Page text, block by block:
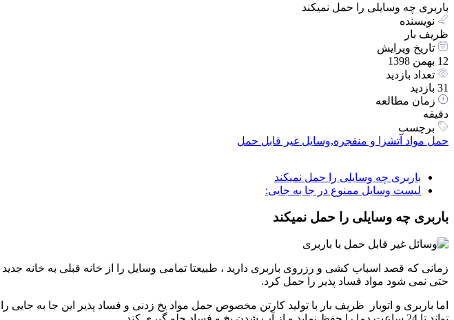
باربری چه وسایلی را حمل نمیکند
نویسنده
ظریف بار
تاریخ ویرایش
12 بهمن 1398
تعداد بازدید
31 بازدید
زمان مطالعه
دقیقه
برچسب
حمل مواد آتشزا و منفجره,وسایل غیر قابل حمل
باربری چه وسایلی را حمل نمیکند
لیست وسایل ممنوع در جا به جایی:
باربری چه وسایلی را حمل نمیکند
حتی نمی شود مواد فساد پذیر را حمل کرد.
اما باربری و اتوبار ظریف بار با تولید کارتن مخصوص حمل مواد یخ زدنی و فساد پذیر این جا به